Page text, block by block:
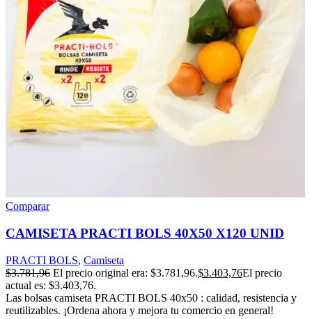
Comparar
CAMISETA PRACTI BOLS 40X50 X120 UNID
PRACTI BOLS, Camiseta
$3.781,96 El precio original era: $3.781,96.$3.403,76El precio
actual es: $3.403,76.
Las bolsas camiseta PRACTI BOLS 40x50 : calidad, resistencia y
reutilizables. ¡Ordena ahora y mejora tu comercio en general!